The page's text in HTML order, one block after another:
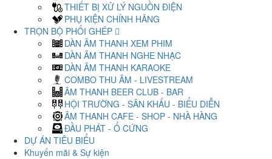
THIẾT BỊ XỬ LÝ NGUỒN ĐIỆN
PHỤ KIỆN CHÍNH HÃNG
TRỌN BỘ PHỐI GHÉP
DÀN ÂM THANH XEM PHIM
DÀN ÂM THANH NGHE NHẠC
DÀN ÂM THANH KARAOKE
COMBO THU ÂM - LIVESTREAM
ÂM THANH BEER CLUB - BAR
HỘI TRƯỜNG - SÂN KHẤU - BIỂU DIỄN
ÂM THANH CAFE - SHOP - NHÀ HÀNG
ĐẦU PHÁT - Ổ CỨNG
DỰ ÁN TIÊU BIỂU
Khuyến mãi & Sự kiện